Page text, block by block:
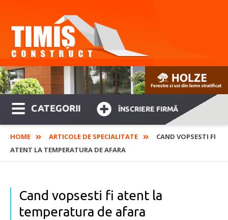
CATEGORII ÎNSCRIERE FIRMĂ
HOME ARTICOLE DE SPECIALITATE
CAND VOPSESTI FI
ATENT LA TEMPERATURA DE AFARA
Cand vopsesti fi atent la
temperatura de afara